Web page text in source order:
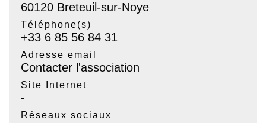
60120 Breteuil-sur-Noye
Téléphone(s)
+33 6 85 56 84 31
Adresse email
Contacter l'association
Site Internet
-
Réseaux sociaux